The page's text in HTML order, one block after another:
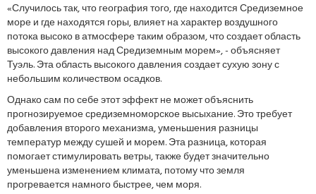
«Случилось так, что география того, где находится Средиземное
море и где находятся горы, влияет на характер воздушного
потока высоко в атмосфере таким образом, что создает область
высокого давления над Средиземным морем», - объясняет
Туэль. Эта область высокого давления создает сухую зону с
небольшим количеством осадков.
Однако сам по себе этот эффект не может объяснить
прогнозируемое средиземноморское высыхание. Это требует
добавления второго механизма, уменьшения разницы
температур между сушей и морем. Эта разница, которая
помогает стимулировать ветры, также будет значительно
уменьшена изменением климата, потому что земля
прогревается намного быстрее, чем моря.